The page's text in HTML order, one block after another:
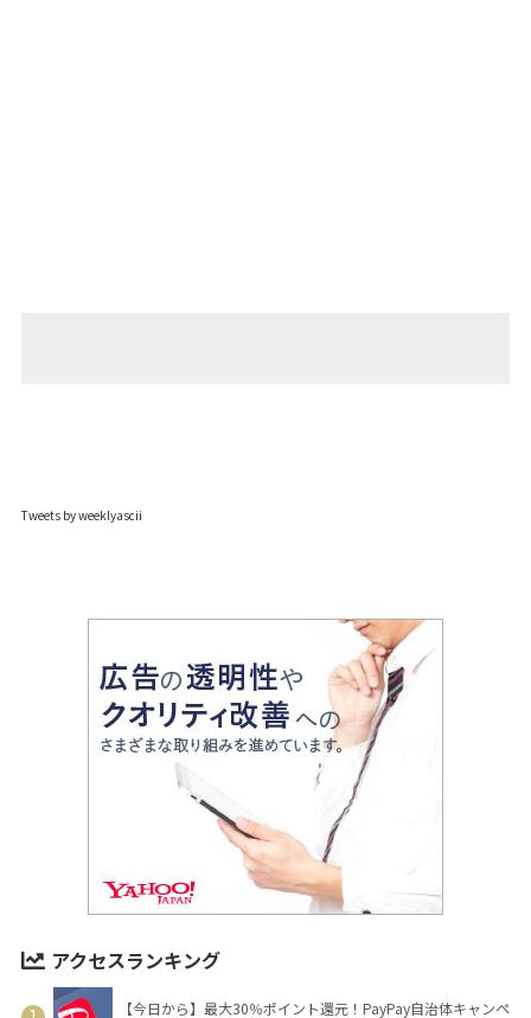
Tweets by weeklyascii
アクセスランキング
【今日から】最大30％ポイント還元！PayPay自治体キャンペ